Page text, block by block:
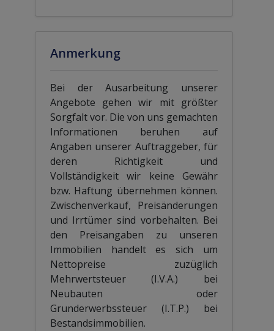
Anmerkung
Bei der Ausarbeitung unserer
Angebote gehen wir mit größter
Sorgfalt vor. Die von uns gemachten
Informationen beruhen auf
Angaben unserer Auftraggeber, für
deren Richtigkeit und
Vollständigkeit wir keine Gewähr
bzw. Haftung übernehmen können.
Zwischenverkauf, Preisänderungen
und Irrtümer sind vorbehalten. Bei
den Preisangaben zu unseren
Immobilien handelt es sich um
Nettopreise zuzüglich
Mehrwertsteuer (I.V.A.) bei
Neubauten oder
Grunderwerbssteuer (I.T.P.) bei
Bestandsimmobilien.